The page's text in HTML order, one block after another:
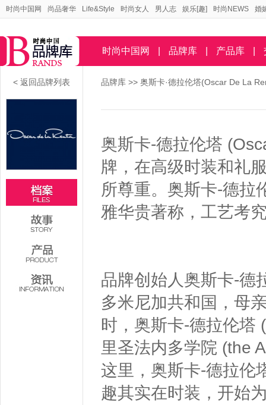
时尚中国网 尚品奢华 Life&Style 时尚女人 男人志 娱乐[趣] 时尚NEWS 婚
时尚中国网 品牌库 产品库
< 返回品牌列表 品牌库 >> 奥斯卡·德拉伦塔(Oscar De La
奥斯卡-德拉伦塔
牌，在高级时装和礼
所尊重。奥斯卡-德拉
雅华贵著称，工艺考
品牌创始人奥斯卡-德
多米尼加共和国，母
时，奥斯卡-德拉伦塔
里圣法内多学院 (the
这里，奥斯卡-德拉伦
趣其实在时装，开始